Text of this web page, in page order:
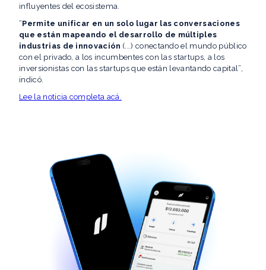
influyentes del ecosistema.
“Permite unificar en un solo lugar las conversaciones
que están mapeando el desarrollo de múltiples
industrias de innovación (...) conectando el mundo público
con el privado, a los incumbentes con las startups, a los
inversionistas con las startups que están levantando capital”,
indicó.
Lee la noticia completa acá.